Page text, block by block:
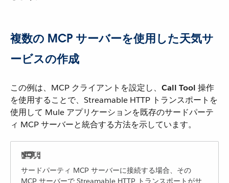
複数の MCP サーバーを使用した天気サ
ービスの作成
この例は、MCP クライアントを設定し、​ Call Tool ​ 操作
を使用することで、Streamable HTTP トランスポートを
使用して Mule アプリケーションを既存のサードパーテ
ィ MCP サーバーと統合する方法を示しています。
サードパーティ MCP サーバーに接続する場合、その
MCP サーバーで Streamable HTTP トランスポートがサ